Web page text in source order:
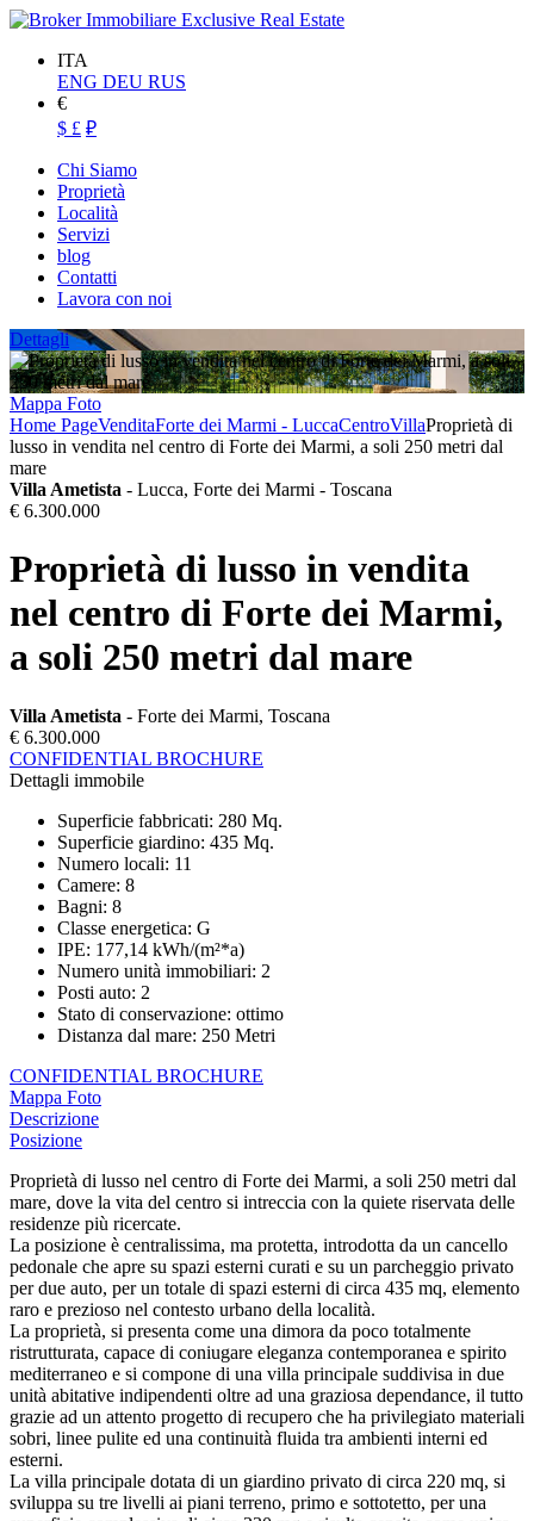
ITA
ENG DEU RUS
€
$ £ ₽
Chi Siamo
Proprietà
Località
Servizi
blog
Contatti
Lavora con noi
Dettagli
Mappa Foto
Home PageVenditaForte dei Marmi - LuccaCentroVillaProprietà di
lusso in vendita nel centro di Forte dei Marmi, a soli 250 metri dal
mare
Villa Ametista - Lucca, Forte dei Marmi - Toscana
€ 6.300.000
Proprietà di lusso in vendita
nel centro di Forte dei Marmi,
a soli 250 metri dal mare
Villa Ametista - Forte dei Marmi, Toscana
€ 6.300.000
CONFIDENTIAL BROCHURE
Dettagli immobile
Superficie fabbricati: 280 Mq.
Superficie giardino: 435 Mq.
Numero locali: 11
Camere: 8
Bagni: 8
Classe energetica: G
IPE: 177,14 kWh/(m²*a)
Numero unità immobiliari: 2
Posti auto: 2
Stato di conservazione: ottimo
Distanza dal mare: 250 Metri
CONFIDENTIAL BROCHURE
Mappa Foto
Descrizione
Posizione
Proprietà di lusso nel centro di Forte dei Marmi, a soli 250 metri dal
mare, dove la vita del centro si intreccia con la quiete riservata delle
residenze più ricercate.
La posizione è centralissima, ma protetta, introdotta da un cancello
pedonale che apre su spazi esterni curati e su un parcheggio privato
per due auto, per un totale di spazi esterni di circa 435 mq, elemento
raro e prezioso nel contesto urbano della località.
La proprietà, si presenta come una dimora da poco totalmente
ristrutturata, capace di coniugare eleganza contemporanea e spirito
mediterraneo e si compone di una villa principale suddivisa in due
unità abitative indipendenti oltre ad una graziosa dependance, il tutto
grazie ad un attento progetto di recupero che ha privilegiato materiali
sobri, linee pulite ed una continuità fluida tra ambienti interni ed
esterni.
La villa principale dotata di un giardino privato di circa 220 mq, si
sviluppa su tre livelli ai piani terreno, primo e sottotetto, per una